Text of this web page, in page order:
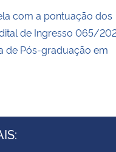
com a pontuação dos
de Ingresso 065/
de Pós-graduação em